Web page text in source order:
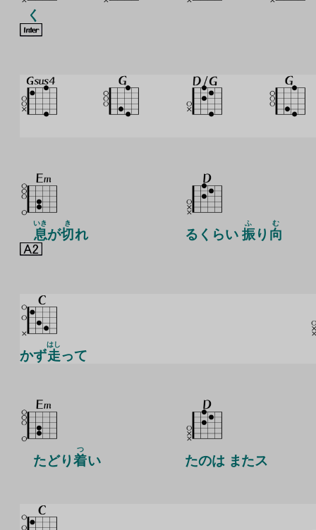
く
息
いき
が切
き
れ るくらい 振
ふ
り 向
む
かず走
はし
って
たどり着
つ
い たのは またス